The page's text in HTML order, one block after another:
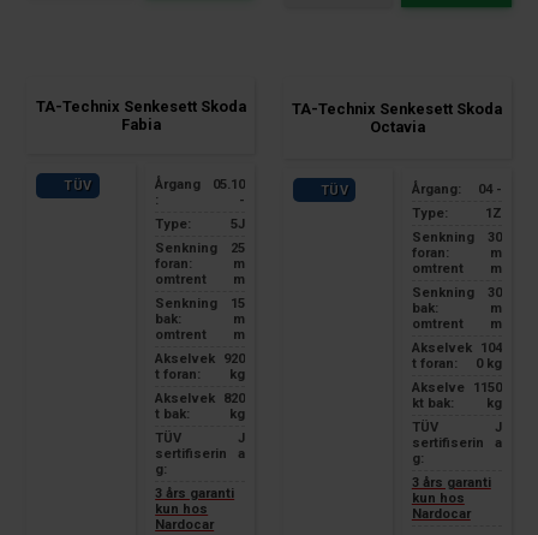
TA-Technix Senkesett Skoda
Fabia
TÜV
Årgang
:
05.10
-
Type:
5J
Senkning
foran:
omtrent
25
m
m
Senkning
bak:
omtrent
15
m
m
Akselvek
t foran:
920
kg
Akselvek
t bak:
820
kg
TÜV
sertifiserin
g:
J
a
3 års garanti
kun hos
Nardocar
TA-Technix Senkesett Skoda
Octavia
TÜV Årgang:
04 -
Type:
1Z
Senkning
foran:
omtrent
30
m
m
Senkning
bak:
omtrent
30
m
m
Akselvek
t foran:
104
0 kg
Akselve
kt bak:
1150
kg
TÜV
sertifiserin
g:
J
a
3 års garanti
kun hos
Nardocar